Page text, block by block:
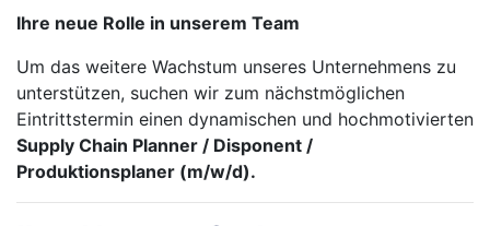
Ihre neue Rolle in unserem Team
Um das weitere Wachstum unseres Unternehmens zu
unterstützen, suchen wir zum nächstmöglichen
Eintrittstermin einen dynamischen und hochmotivierten
Supply Chain Planner / Disponent /
Produktionsplaner (m/w/d).